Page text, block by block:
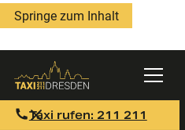
Springe zum Inhalt
Taxi rufen: 211 211